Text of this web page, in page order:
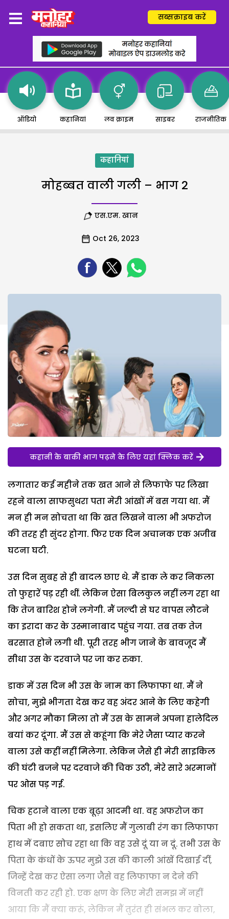
सब्सक्राइब करें
ऑडियो कहानियां लव क्राइम साइबर राजनीतिक
कहानियां
मोहब्बत वाली गली – भाग 2
एस.एम. खान
Oct 26, 2023
कहानी के बाकी भाग पढ़ने के लिए यहां क्लिक करें
लगातार कई महीने तक खत आने से लिफाफे पर लिखा
रहने वाला साफसुथरा पता मेरी आंखों में बस गया था. मैं
मन ही मन सोचता था कि खत लिखने वाला भी अफरोज
की तरह ही सुंदर होगा. फिर एक दिन अचानक एक अजीब
घटना घटी.
उस दिन सुबह से ही बादल छाए थे. मैं डाक ले कर निकला
तो फुहारें पड़ रही थीं. लेकिन ऐसा बिलकुल नहीं लग रहा था
कि तेज बारिश होने लगेगी. मैं जल्दी से घर वापस लौटने
का इरादा कर के उस्मानाबाद पहुंच गया. तब तक तेज
बरसात होने लगी थी. पूरी तरह भीग जाने के बावजूद मैं
सीधा उस के दरवाजे पर जा कर रुका.
डाक में उस दिन भी उस के नाम का लिफाफा था. मैं ने
सोचा, मुझे भीगता देख कर वह अंदर आने के लिए कहेगी
और अगर मौका मिला तो मैं उस के सामने अपना हालेदिल
बयां कर दूंगा. मैं उस से कहूंगा कि मेरे जैसा प्यार करने
वाला उसे कहीं नहीं मिलेगा. लेकिन जैसे ही मेरी साइकिल
की घंटी बजने पर दरवाजे की चिक उठी, मेरे सारे अरमानों
पर ओस पड़ गई.
चिक हटाने वाला एक बूढ़ा आदमी था. वह अफरोज का
पिता भी हो सकता था, इसलिए मैं गुलाबी रंग का लिफाफा
हाथ में दबाए सोच रहा था कि वह उसे दूं या न दूं. तभी उस के
पिता के कंधों के ऊपर मुझे उस की काली आंखें दिखाई दीं,
जिन्हें देख कर ऐसा लगा जैसे वह लिफाफा न देने की
विनती कर रही हो. एक क्षण के लिए मेरी समझ में नहीं
आया कि मैं क्या करूं, लेकिन मैं तुरंत ही संभल कर बोला,